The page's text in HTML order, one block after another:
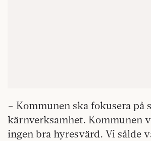
– Kommunen ska fokusera på
kärnverksamhet. Kommunen
ingen bra hyresvärd. Vi sålde